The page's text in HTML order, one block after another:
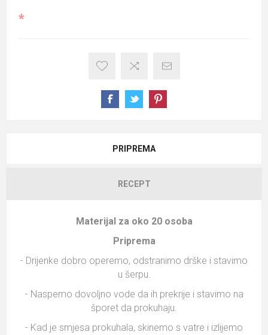
*
PRIPREMA
RECEPT
Materijal za oko 20 osoba
Priprema
- Drijenke dobro operemo, odstranimo drške i stavimo
u šerpu.
- Naspemo dovoljno vode da ih prekrije i stavimo na
šporet da prokuhaju.
- Kad je smjesa prokuhala, skinemo s vatre i izlijemo